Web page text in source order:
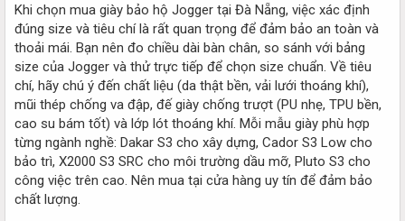
Khi chọn mua giày bảo hộ Jogger tại Đà Nẵng, việc xác định
đúng size và tiêu chí là rất quan trọng để đảm bảo an toàn và
thoải mái. Bạn nên đo chiều dài bàn chân, so sánh với bảng
size của Jogger và thử trực tiếp để chọn size chuẩn. Về tiêu
chí, hãy chú ý đến chất liệu (da thật bền, vải lưới thoáng khí),
mũi thép chống va đập, đế giày chống trượt (PU nhẹ, TPU bền,
cao su bám tốt) và lớp lót thoáng khí. Mỗi mẫu giày phù hợp
từng ngành nghề: Dakar S3 cho xây dựng, Cador S3 Low cho
bảo trì, X2000 S3 SRC cho môi trường dầu mỡ, Pluto S3 cho
công việc trên cao. Nên mua tại cửa hàng uy tín để đảm bảo
chất lượng.